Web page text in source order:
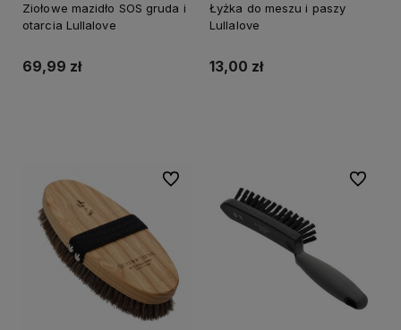
Ziołowe mazidło SOS gruda i
otarcia Lullalove
69,99 zł
Łyżka do meszu i paszy
Lullalove
13,00 zł
Do ulubionych Do